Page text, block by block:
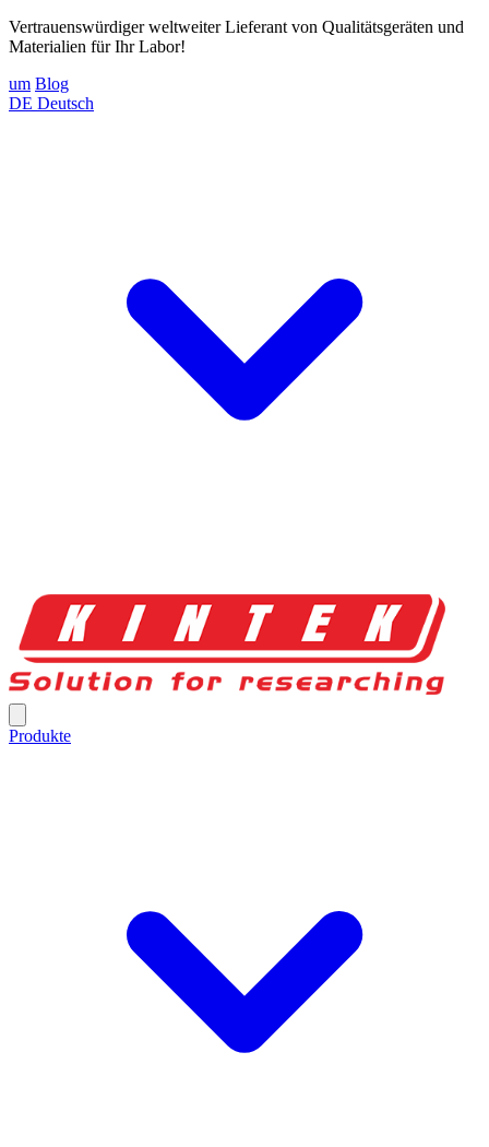
Vertrauenswürdiger weltweiter Lieferant von Qualitätsgeräten und
Materialien für Ihr Labor!
um Blog
DE Deutsch
Produkte